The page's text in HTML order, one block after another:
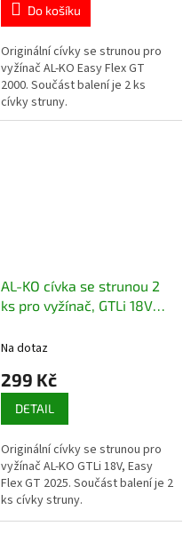
Do košíku
Originální cívky se strunou pro
vyžínač AL-KO Easy Flex GT
2000. Součást balení je 2 ks
cívky struny.
AL-KO cívka se strunou 2
ks pro vyžínač, GTLi 18V
Na dotaz
299 Kč
DETAIL
Originální cívky se strunou pro
vyžínač AL-KO GTLi 18V, Easy
Flex GT 2025. Součást balení je 2
ks cívky struny.